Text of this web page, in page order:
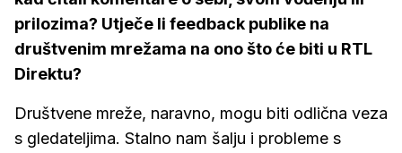
prilozima? Utječe li feedback publike na
društvenim mrežama na ono što će biti u RTL
Direktu?
Društvene mreže, naravno, mogu biti odlična veza
s gledateljima. Stalno nam šalju i probleme s